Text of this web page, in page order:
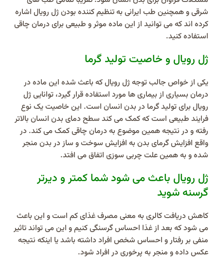
شرقی و همچنین طب ایرانی به تنظیم کننده بودن ژل رویال اشاره
کرده اند که می توانید از این ماده موثر و طبیعی برای درمان چاقی
استفاده کنید.
ژل رویال و خاصیت تولید گرما
یکی از خواص جالب توجه ژل رویال که باعث شده این ماده در
درمان بسیاری از بیماری ها مورد استفاده قرار گیرد، توانایی ژل
رویال برای تولید گرما در بدن انسان است. این خاصیت یک نوع
فرایند طبیعی است که کمک می کند سطح دمای بدن انسان بالاتر
رفته و در نتیجه همین موضوع به درمان چاقی کمک می کند. در
واقع افزایش گرمای بدن به افزایش سوخت و ساز در بدن منجر
شده و به همین علت چربی سوزی اتفاق می افتد.
ژل رویال باعث می شود شما کمتر و دیرتر
گرسنه شوید
کاهش دریافت کالری به معنی مصرف غذای کم است و این باعث
می شود که بعد از غذا احساس گرسنگی کنیم و این می تواند تاثیر
منفی بر رفتار و احساس شخص افراد داشته باشد یا اینکه نتیجه
عکس داده و منجر به پرخوری در افراد شود.